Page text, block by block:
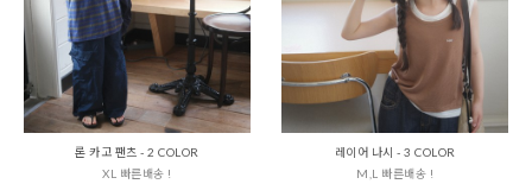
론 카고 팬츠 - 2 COLOR
XL 빠른배송 !
레이어 나시 - 3 COLOR
M,L 빠른배송 !